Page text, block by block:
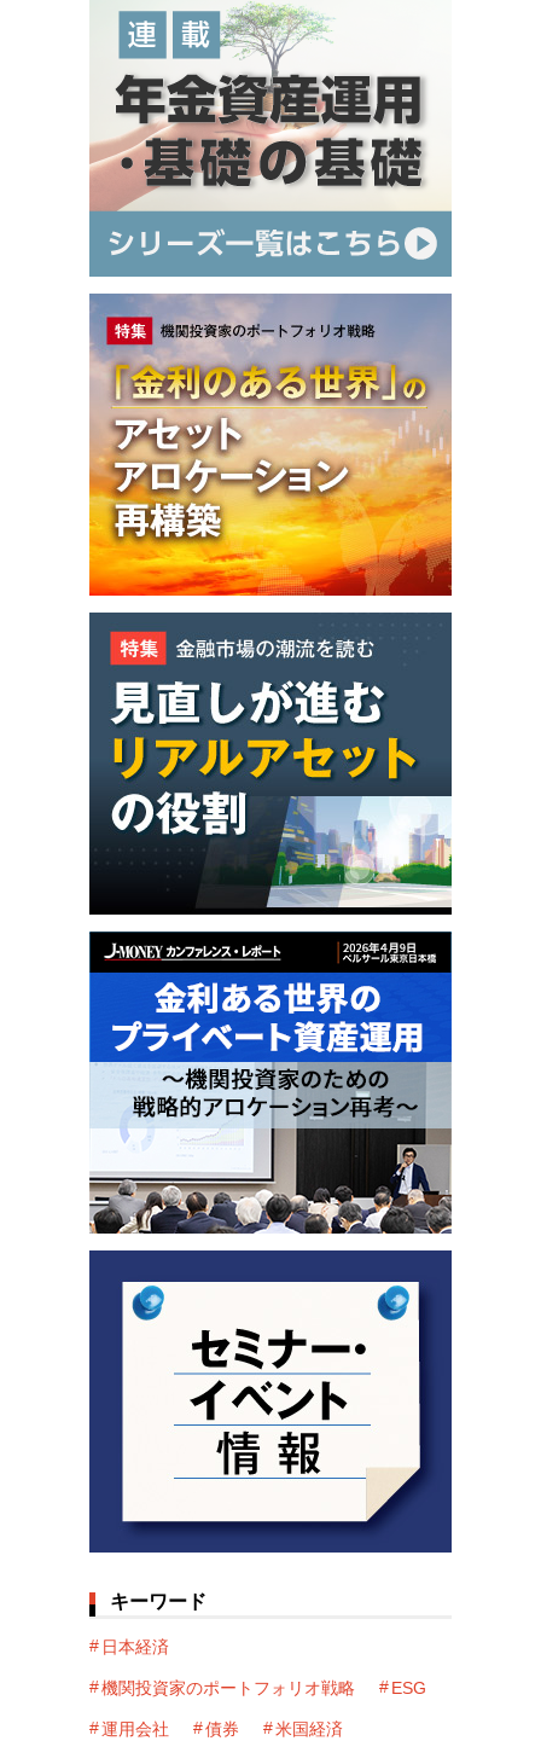
キーワード
日本経済
機関投資家のポートフォリオ戦略 ESG
運用会社 債券 米国経済